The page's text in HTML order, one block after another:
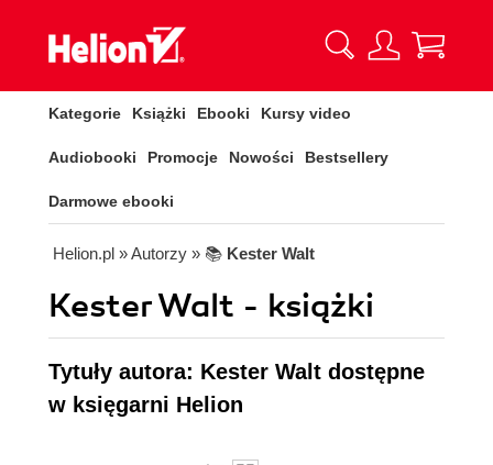
Kategorie Książki Ebooki Kursy video
Audiobooki Promocje Nowości Bestsellery
Darmowe ebooki
Helion.pl » Autorzy » 📚 Kester Walt
Kester Walt - książki
Tytuły autora: Kester Walt dostępne
w księgarni Helion